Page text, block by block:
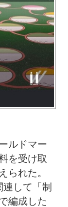
ルドマー
を受け取
られた。
して「制
編成した